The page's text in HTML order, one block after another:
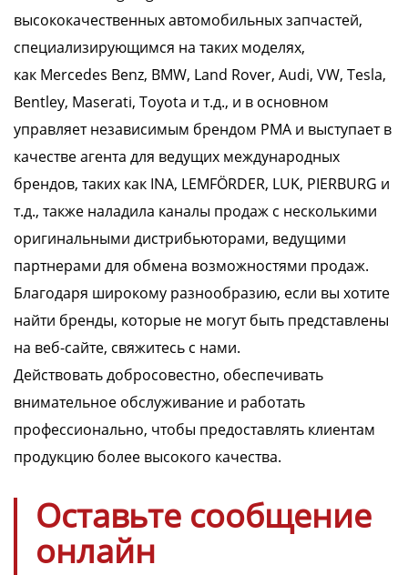
высококачественных автомобильных запчастей,
специализирующимся на таких моделях,
как Mercedes Benz, BMW, Land Rover, Audi, VW, Tesla,
Bentley, Maserati, Toyota и т.д., и в основном
управляет независимым брендом PMA и выступает в
качестве агента для ведущих международных
брендов, таких как INA, LEMFÖRDER, LUK, PIERBURG и
т.д., также наладила каналы продаж с несколькими
оригинальными дистрибьюторами, ведущими
партнерами для обмена возможностями продаж.
Благодаря широкому разнообразию, если вы хотите
найти бренды, которые не могут быть представлены
на веб-сайте, свяжитесь с нами.
Действовать добросовестно, обеспечивать
внимательное обслуживание и работать
профессионально, чтобы предоставлять клиентам
продукцию более высокого качества.
Оставьте сообщение
онлайн